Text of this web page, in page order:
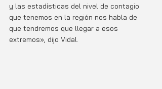
y las estadísticas del nivel de contagio
que tenemos en la región nos habla de
que tendremos que llegar a esos
extremos», dijo Vidal.